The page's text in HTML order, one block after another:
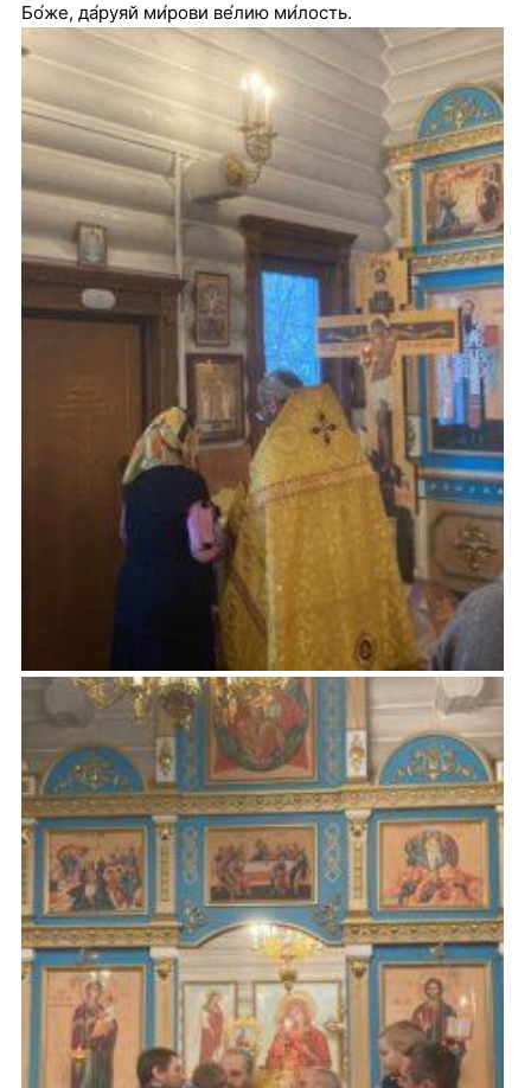
Бо́же, да́руяй ми́рови ве́лию ми́лость.